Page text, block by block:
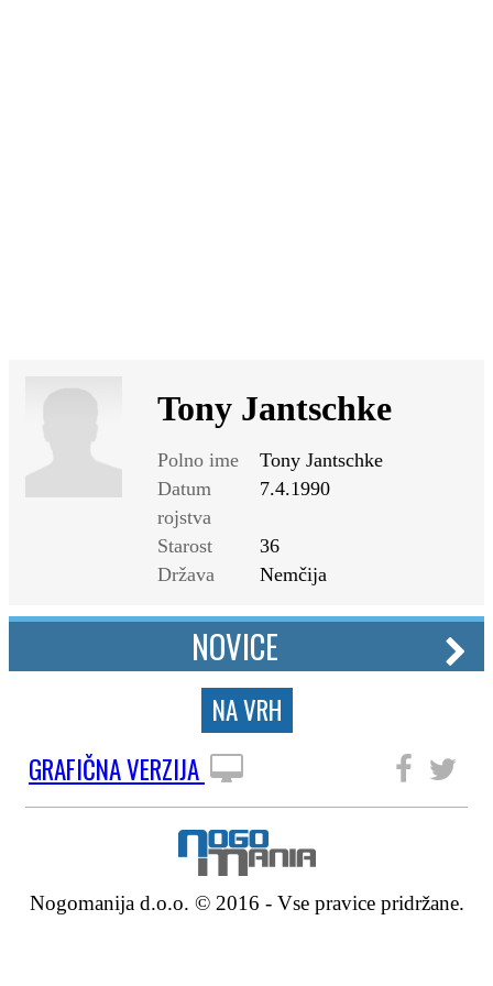
Tony Jantschke
Polno ime
Tony Jantschke
Datum
rojstva
7.4.1990
Starost
36
Država
Nemčija
NOVICE
NA VRH
GRAFIČNA VERZIJA
Nogomanija d.o.o. © 2016 - Vse pravice pridržane.